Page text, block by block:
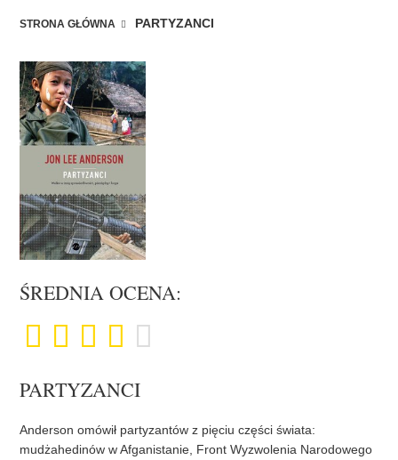
STRONA GŁÓWNA PARTYZANCI
ŚREDNIA OCENA:
PARTYZANCI
Anderson omówił partyzantów z pięciu części świata:
mudżahedinów w Afganistanie, Front Wyzwolenia Narodowego